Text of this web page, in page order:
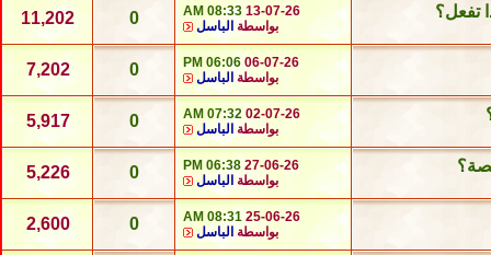
تفعل؟
13-07-26
08:33 AM
بواسطة الباسل 0
11,202
06-07-26
06:06 PM
بواسطة الباسل 0
7,202
02-07-26
07:32 AM
بواسطة الباسل 0
5,917
27-06-26
06:38 PM
بواسطة الباسل 0
5,226
25-06-26
08:31 AM
بواسطة الباسل 0
2,600